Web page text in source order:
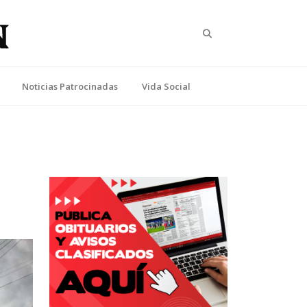
Noticias Patrocinadas Vida Social